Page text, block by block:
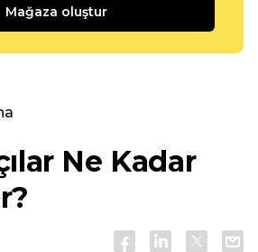
Mağaza oluştur
Ne Kadar